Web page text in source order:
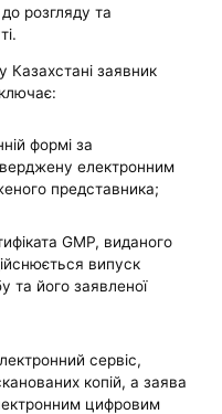
розгляду та
Казахстані заявник
формі за
електронним
представника;
GMP, виданого
випуск
та його заявленої
сервіс,
копій, а заява
цифровим